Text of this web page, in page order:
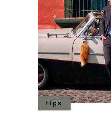
tips